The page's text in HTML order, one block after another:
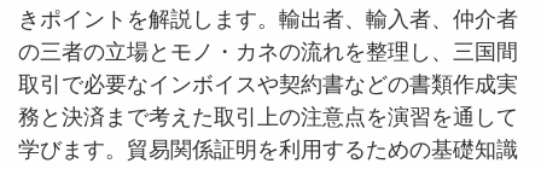
きポイントを解説します。輸出者、輸入者、仲介者
の三者の立場とモノ・カネの流れを整理し、三国間
取引で必要なインボイスや契約書などの書類作成実
務と決済まで考えた取引上の注意点を演習を通して
学びます。貿易関係証明を利用するための基礎知識